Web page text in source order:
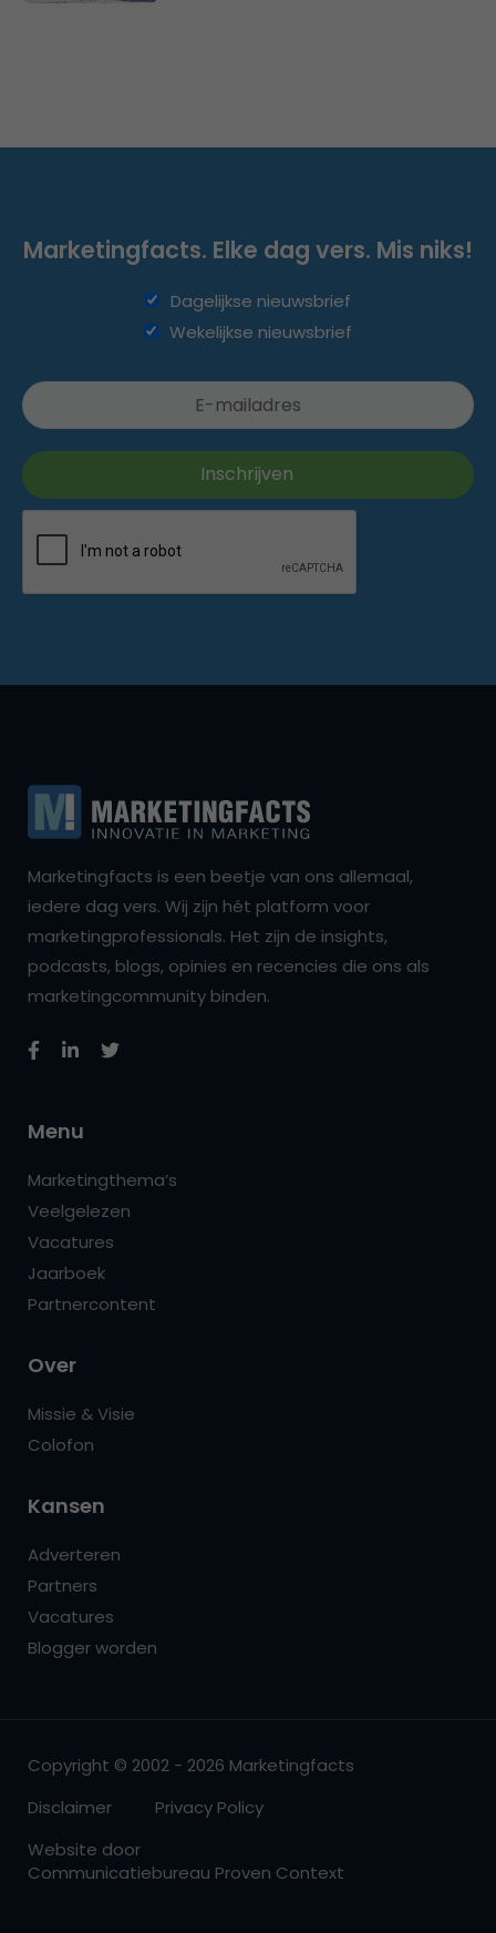
Marketingfacts. Elke dag vers. Mis niks!
Dagelijkse nieuwsbrief
Wekelijkse nieuwsbrief
Marketingfacts is een beetje van ons allemaal,
iedere dag vers. Wij zijn hét platform voor
marketingprofessionals. Het zijn de insights,
podcasts, blogs, opinies en recencies die ons als
marketingcommunity binden.
Menu
Marketingthema’s
Veelgelezen
Vacatures
Jaarboek
Partnercontent
Over
Missie & Visie
Colofon
Kansen
Adverteren
Partners
Vacatures
Blogger worden
Copyright © 2002 - 2026 Marketingfacts
Disclaimer
Privacy Policy
Website door
Communicatiebureau Proven Context